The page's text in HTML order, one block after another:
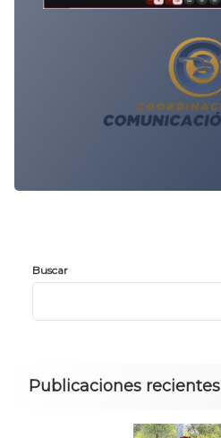
Buscar
Publicaciones recientes